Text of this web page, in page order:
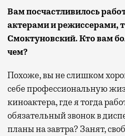
Вам посчастливилось
актерами и режиссерами,
Смоктуновский. Кто вам
чем?
Похоже, вы не слишком
себе профессиональную
киноактера, где я тогда
обязательный звонок в
планы на завтра? Занят,